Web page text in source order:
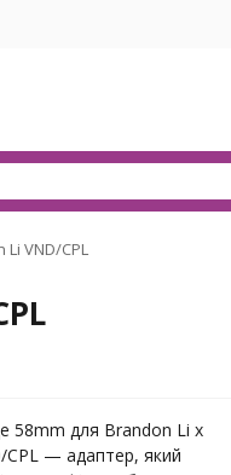
VND/CPL
58mm для Brandon Li x
CPL — адаптер, який